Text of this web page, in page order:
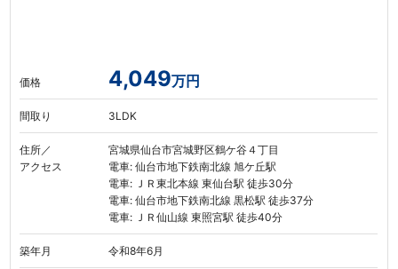
価格 4,049万円
間取り 3LDK
住所／
アクセス
宮城県仙台市宮城野区鶴ケ谷４丁目
電車: 仙台市地下鉄南北線 旭ケ丘駅
電車: ＪＲ東北本線 東仙台駅 徒歩30分
電車: 仙台市地下鉄南北線 黒松駅 徒歩37分
電車: ＪＲ仙山線 東照宮駅 徒歩40分
築年月 令和8年6月